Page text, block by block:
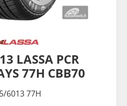
LASSA PCR
77H CBB70
6013 77H